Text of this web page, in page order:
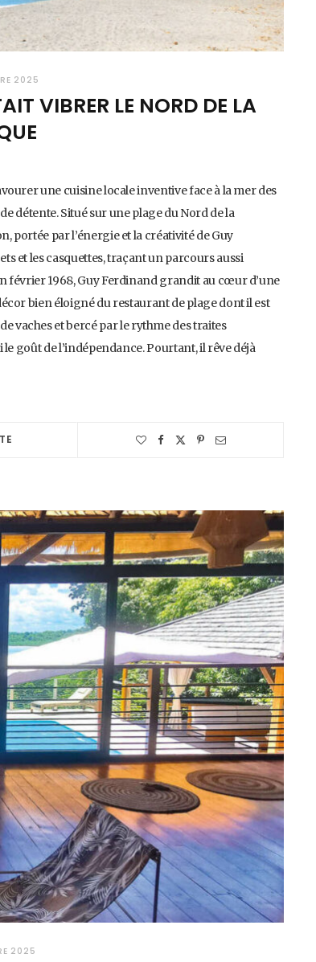
2025
VIBRER LE NORD DE LA
une cuisine locale inventive face à la mer des
détente. Situé sur une plage du Nord de la
portée par l’énergie et la créativité de Guy
et les casquettes, traçant un parcours aussi
février 1968, Guy Ferdinand grandit au cœur d’une
bien éloigné du restaurant de plage dont il est
vaches et bercé par le rythme des traites
goût de l’indépendance. Pourtant, il rêve déjà
2025